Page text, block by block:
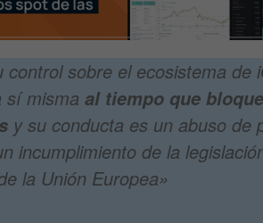
control sobre el ecosistema de
sí misma al tiempo que
y su conducta es un abuso de
incumplimiento de la
la Unión Europea»